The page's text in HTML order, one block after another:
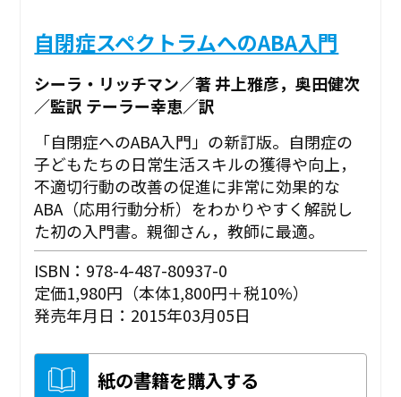
自閉症スペクトラムへのABA入門
シーラ・リッチマン／著 井上雅彦，奥田健次
／監訳 テーラー幸恵／訳
「自閉症へのABA入門」の新訂版。自閉症の
子どもたちの日常生活スキルの獲得や向上，
不適切行動の改善の促進に非常に効果的な
ABA（応用行動分析）をわかりやすく解説し
た初の入門書。親御さん，教師に最適。
ISBN：978-4-487-80937-0
定価1,980円（本体1,800円＋税10%）
発売年月日：2015年03月05日
紙の書籍を購入する